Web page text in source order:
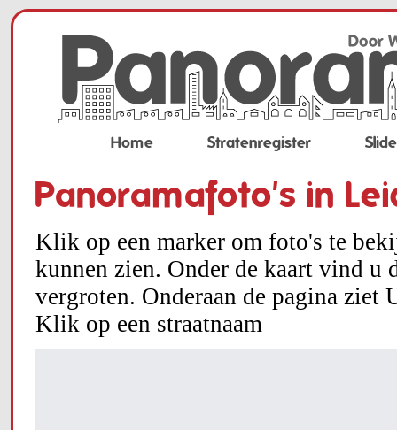
Home Stratenregister
Panoramafoto's in
Klik op een marker om foto's te
kunnen zien. Onder de kaart vind
vergroten. Onderaan de pagina ziet
Klik op een straatnaam